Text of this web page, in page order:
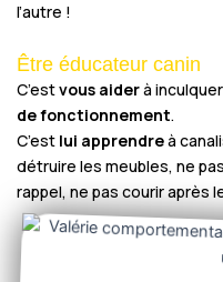
l’autre !
Être éducateur canin
C’estvous aiderà
de fonctionnement.
C’est lui apprendreà
détruire les meubles, ne
rappel, ne pas courir après